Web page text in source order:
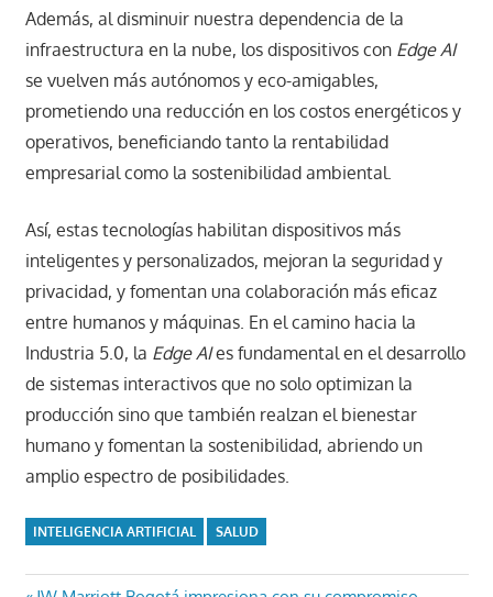
Además, al disminuir nuestra dependencia de la
infraestructura en la nube, los dispositivos con Edge AI
se vuelven más autónomos y eco-amigables,
prometiendo una reducción en los costos energéticos y
operativos, beneficiando tanto la rentabilidad
empresarial como la sostenibilidad ambiental.
Así, estas tecnologías habilitan dispositivos más
inteligentes y personalizados, mejoran la seguridad y
privacidad, y fomentan una colaboración más eficaz
entre humanos y máquinas. En el camino hacia la
Industria 5.0, la Edge AIes fundamental en el desarrollo
de sistemas interactivos que no solo optimizan la
producción sino que también realzan el bienestar
humano y fomentan la sostenibilidad, abriendo un
amplio espectro de posibilidades.
INTELIGENCIA ARTIFICIAL SALUD